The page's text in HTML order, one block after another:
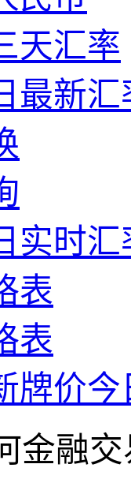
天汇率
最新汇
实时汇
表
表
牌价今
金融